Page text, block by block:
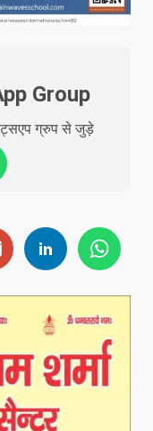
Group
ग्रुप से जुड़े